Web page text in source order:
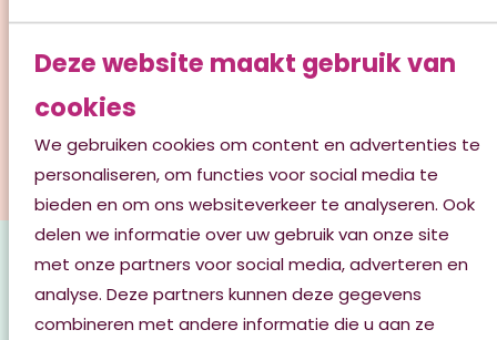
Deze website maakt gebruik van
cookies
We gebruiken cookies om content en advertenties te
personaliseren, om functies voor social media te
bieden en om ons websiteverkeer te analyseren. Ook
delen we informatie over uw gebruik van onze site
met onze partners voor social media, adverteren en
analyse. Deze partners kunnen deze gegevens
combineren met andere informatie die u aan ze
Binnenkort komt hier de video van Talma Hoeve
Fotogalerij